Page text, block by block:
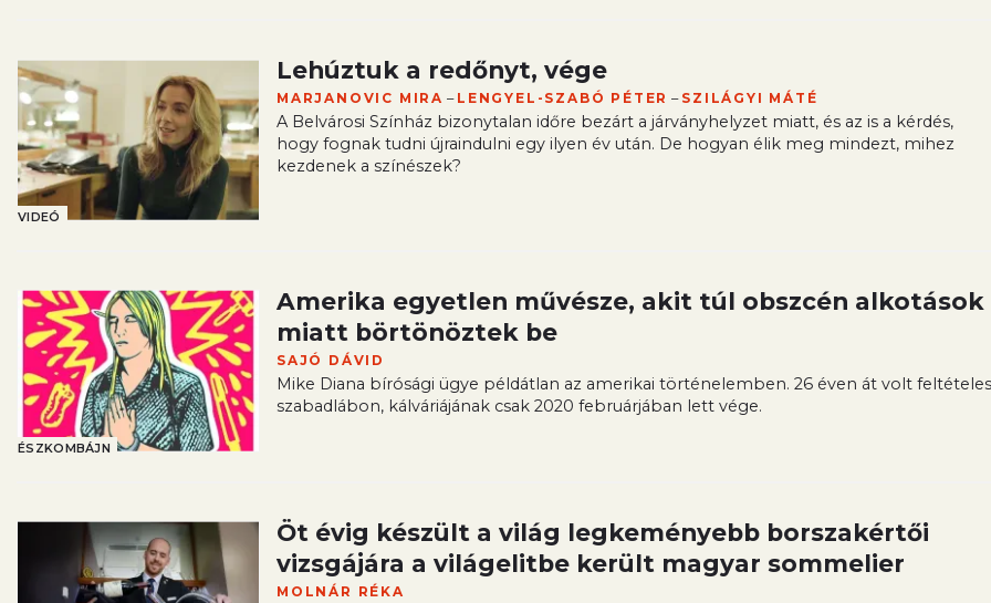
VIDEÓ
Lehúztuk a redőnyt, vége
MARJANOVIC MIRA – LENGYEL-SZABÓ PÉTER – SZILÁGYI MÁTÉ
A Belvárosi Színház bizonytalan időre bezárt a járványhelyzet miatt, és az is a kérdés,
hogy fognak tudni újraindulni egy ilyen év után. De hogyan élik meg mindezt, mihez
kezdenek a színészek?
ÉSZKOMBÁJN
Amerika egyetlen művésze, akit túl obszcén alkotások
miatt börtönöztek be
SAJÓ DÁVID
Mike Diana bírósági ügye példátlan az amerikai történelemben. 26 éven át volt feltételes
szabadlábon, kálváriájának csak 2020 februárjában lett vége.
Öt évig készült a világ legkeményebb borszakértői
vizsgájára a világelitbe került magyar sommelier
MOLNÁR RÉKA